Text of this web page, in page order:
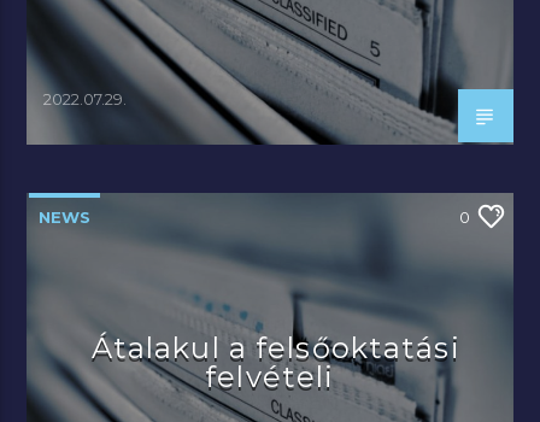
2022.07.29.
NEWS 0
Átalakul a felsőoktatási
felvételi